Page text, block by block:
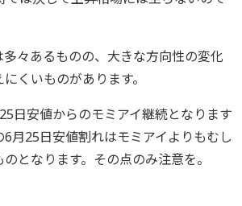
々あるものの、大きな方向性の変化
くいものがあります。
日安値からのモミアイ継続となります
月25日安値割れはモミアイよりもむし
となります。その点のみ注意を。